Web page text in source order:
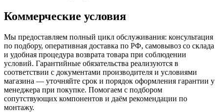
Коммерческие условия
Мы предоставляем полный цикл обслуживания: консультация
по подбору, оперативная доставка по РФ, самовывоз со склада
и удобная процедура возврата товара при соблюдении
условий. Гарантийные обязательства реализуются в
соответствии с документами производителя и условиями
магазина — уточняйте срок и порядок оформления гарантии у
менеджера при покупке. Помогаем с подбором
сопутствующих компонентов и даём рекомендации по
монтажу.